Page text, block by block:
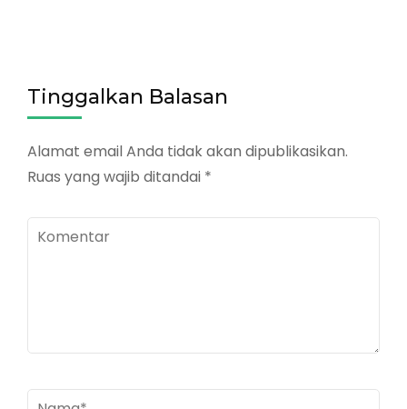
Tinggalkan Balasan
Alamat email Anda tidak akan dipublikasikan.
Ruas yang wajib ditandai *
Komentar
Nama*